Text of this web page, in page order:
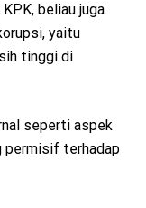
beliau juga
yaitu
tinggi di
seperti aspek
permisif terhadap